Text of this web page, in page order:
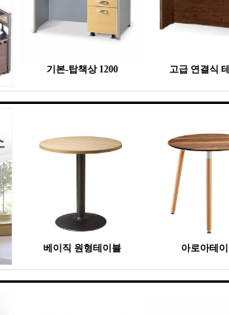
기본-탑책상 1200 고급 연결식
베이직 원형테이블 아로아테